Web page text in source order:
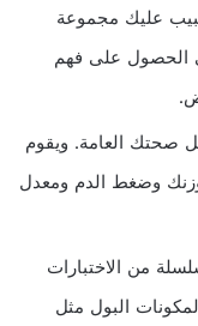
عليك مجموعة
الحصول على فهم
صحتك العامة. ويقوم
وضغط الدم ومعدل
من الاختبارات
البول مثل